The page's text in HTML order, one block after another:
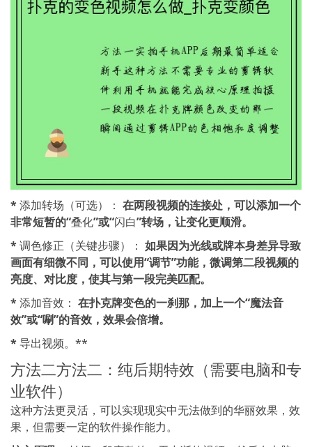
*添加转场（可选）： 在两段视频的连接处，可以添加一个
非常短暂的“叠化”或“闪白”转场，让变化更顺滑。
*调色修正（关键步骤）： 如果因为光线或牌本身差异导致
画面有细微不同，可以使用“调节”功能，微调第二段视频的
亮度、对比度，使其与第一段完美匹配。
*添加音效： 在扑克牌变色的一刹那，加上一个“魔法音
效”或“唰”的音效，效果会倍增。
* 导出视频。**
方法二方法二：纯后期特效（需要电脑和专
业软件）
这种方法更灵活，可以实现现实中无法做到的华丽效果，效
果，但需要一定的软件操作能力。